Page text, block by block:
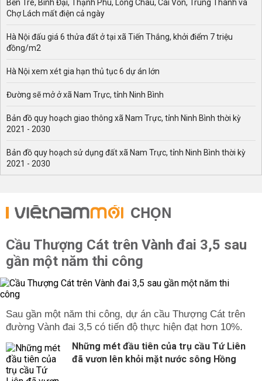
Bến Tre, Bình Đại, Thạnh Phú, Long Châu, Cái Vồn, Trung Thành và
Chợ Lách mất điện cả ngày
Hà Nội đấu giá 6 thửa đất ở tại xã Tiến Thắng, khởi điểm 7 triệu
đồng/m2
Hà Nội xem xét gia hạn thủ tục 6 dự án lớn
Đường sẽ mở ở xã Nam Trực, tỉnh Ninh Bình
Bản đồ quy hoạch giao thông xã Nam Trực, tỉnh Ninh Bình thời kỳ
2021 - 2030
Bản đồ quy hoạch sử dụng đất xã Nam Trực, tỉnh Ninh Bình thời kỳ
2021 - 2030
CHỌN
Cầu Thượng Cát trên Vành đai 3,5 sau
gần một năm thi công
Sau gần một năm thi công, dự án cầu Thượng Cát trên
đường Vành đai 3,5 có tiến độ thực hiện đạt hơn 10%.
Những mét đầu tiên của trụ cầu Tứ Liên
đã vươn lên khỏi mặt nước sông Hồng